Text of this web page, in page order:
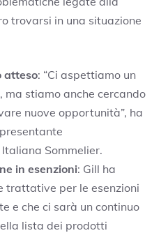
trovarsi in una situazione
atteso: “Ci aspettiamo un
stiamo anche cercando
nuove opportunità”, ha
Sommelier.
in esenzioni: Gill ha
trattative per le esenzioni
e che ci sarà un continuo
lista dei prodotti